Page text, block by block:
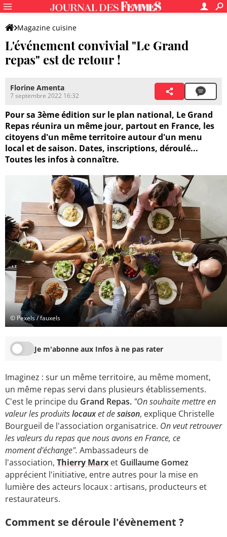
Magazine cuisine
L'événement convivial "Le Grand
repas" est de retour !
Florine Amenta
7 septembre 2022 16:32
Pour sa 3ème édition sur le plan national, Le Grand
Repas réunira un même jour, partout en France, les
citoyens d'un même territoire autour d'un menu
local et de saison. Dates, inscriptions, déroulé...
Toutes les infos à connaître.
© Pexels / fauxels
Je m'abonne aux Infos à ne pas rater
Imaginez : sur un même territoire, au même moment,
un même repas servi dans plusieurs établissements.
C'est le principe du Grand Repas. "On souhaite mettre en
valeur les produitslocauxet desaison, explique Christelle
Bourgueil de l'association organisatrice. On veut retrouver
les valeurs du repas que nous avons en France, ce
moment d'échange". Ambassadeurs de
l'association, Thierry Marx et Guillaume Gomez
apprécient l'initiative, entre autres pour la mise en
lumière des acteurs locaux : artisans, producteurs et
restaurateurs.
Comment se déroule l'évènement ?